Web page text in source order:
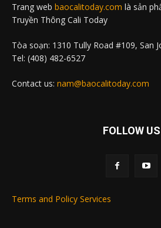
Trang web baocalitoday.com là sản
Truyền Thông Cali Today
Tòa soạn: 1310 Tully Road #109, San
Tel: (408) 482-6527
Contact us: nam@baocalitoday.com
FOLLOW US
Terms and Policy Services